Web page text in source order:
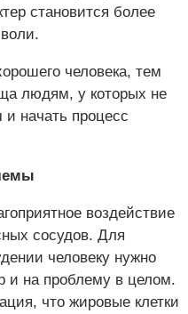
становится более
человека, тем
людям, у которых не
и начать процесс
воздействие
сосудов. Для
человеку нужно
и на проблему в целом.
что жировые клетки